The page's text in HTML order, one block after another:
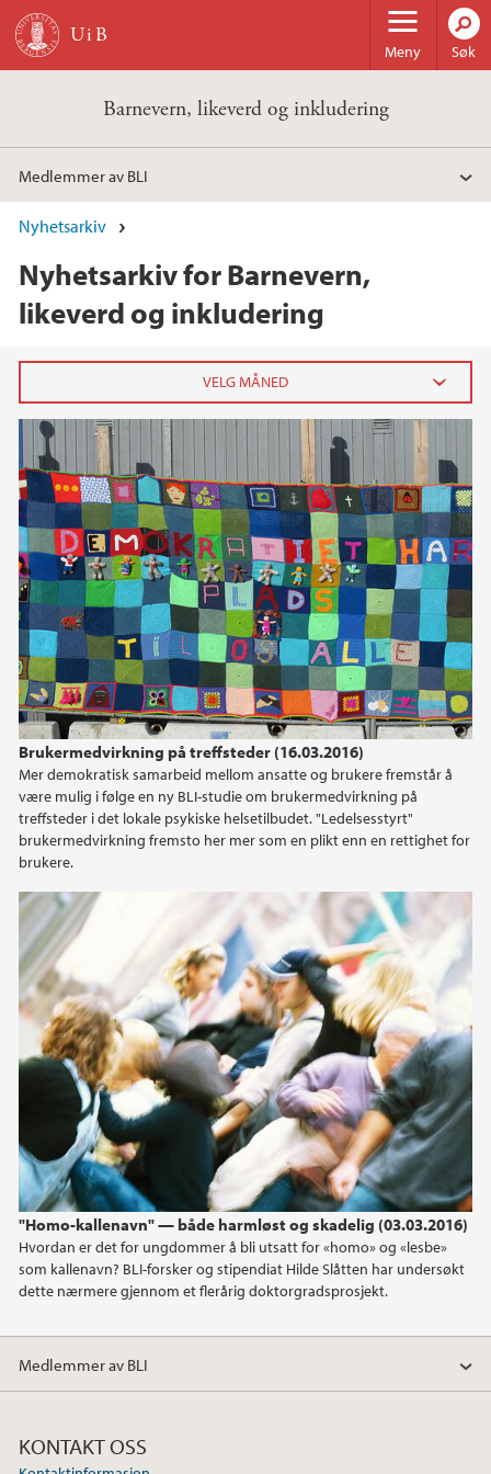
Hopp til hovedinnhold
Meny Søk
Barnevern, likeverd og inkludering
Medlemmer av BLI
Nyhetsarkiv
Nyhetsarkiv for Barnevern,
likeverd og inkludering
Brukermedvirkning på treffsteder (16.03.2016)
Mer demokratisk samarbeid mellom ansatte og brukere fremstår å
være mulig i følge en ny BLI-studie om brukermedvirkning på
treffsteder i det lokale psykiske helsetilbudet. "Ledelsesstyrt"
brukermedvirkning fremsto her mer som en plikt enn en rettighet for
brukere.
"Homo-kallenavn" — både harmløst og skadelig (03.03.2016)
Hvordan er det for ungdommer å bli utsatt for «homo» og «lesbe»
som kallenavn? BLI-forsker og stipendiat Hilde Slåtten har undersøkt
dette nærmere gjennom et flerårig doktorgradsprosjekt.
mai (1)
2018
2017
2016
2015
2014
Medlemmer av BLI
KONTAKT OSS